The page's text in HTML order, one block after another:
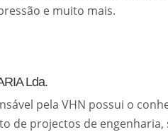
e muito mais.
Lda.
pela VHN possui o
de projectos de